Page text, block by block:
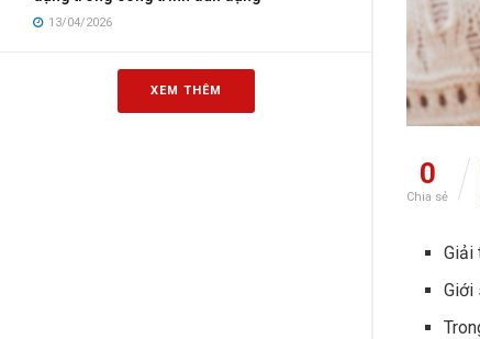
13/04/2026
XEM THÊM
0
Chia sẻ
Giải
Giới